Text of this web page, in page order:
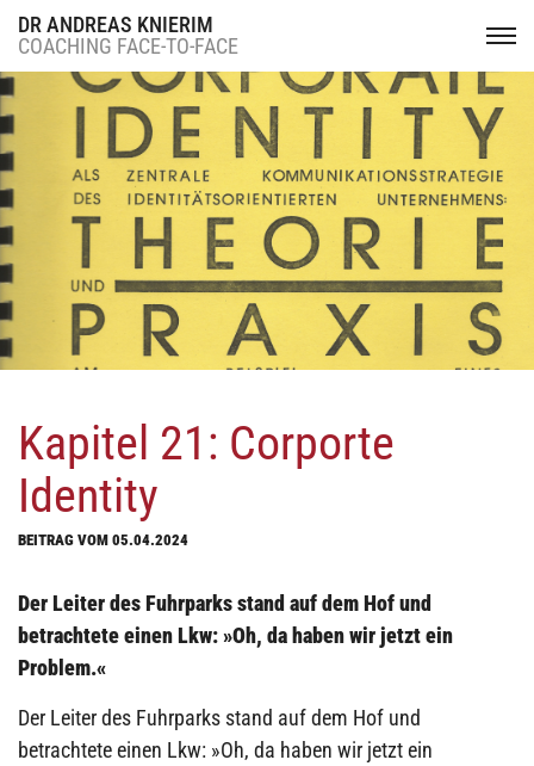
DR ANDREAS KNIERIM
COACHING FACE-TO-FACE
Kapitel 21: Corporte
Identity
BEITRAG VOM 05.04.2024
Der Leiter des Fuhrparks stand auf dem Hof und
betrachtete einen Lkw: »Oh, da haben wir jetzt ein
Problem.«
Der Leiter des Fuhrparks stand auf dem Hof und
betrachtete einen Lkw: »Oh, da haben wir jetzt ein